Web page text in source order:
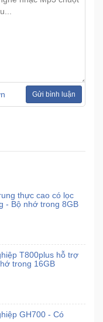
Gửi bình luận
thực cao có lọc
- Bộ nhớ trong 8GB
T800plus hỗ trợ
trong 16GB
GH700 - Có